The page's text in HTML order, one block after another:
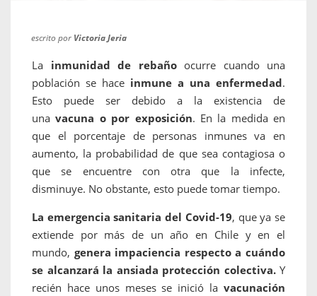
escrito por Victoria Jeria
La inmunidad de rebañoocurre cuando una
población se hace inmune a una enfermedad.
Esto puede ser debido a la existencia de
unavacuna o por exposición. En la medida en
que el porcentaje de personas inmunes va en
aumento, la probabilidad de que sea contagiosa o
que se encuentre con otra que la infecte,
disminuye. No obstante, esto puede tomar tiempo.
La emergencia sanitaria del Covid-19, que ya se
extiende por más de un año en Chile y en el
mundo, genera impaciencia respecto a cuándo
se alcanzará la ansiada protección colectiva. Y
recién hace unos meses se inició la vacunación